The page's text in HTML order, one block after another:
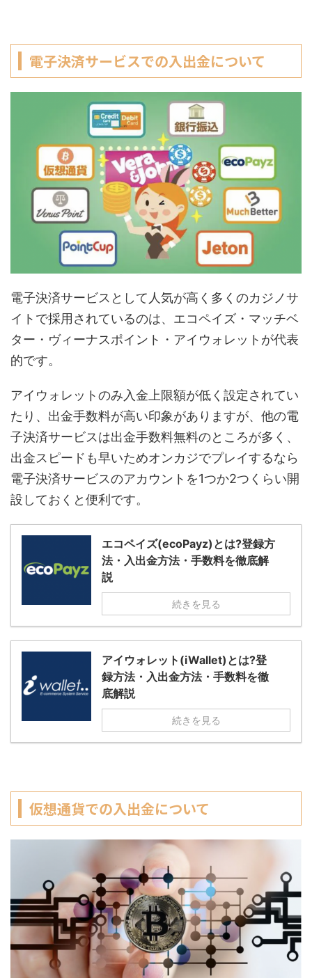
電子決済サービスでの入出金について
電子決済サービスとして人気が高く多くのカジノサ
イトで採用されているのは、エコペイズ・マッチベ
ター・ヴィーナスポイント・アイウォレットが代表
的です。
アイウォレットのみ入金上限額が低く設定されてい
たり、出金手数料が高い印象がありますが、他の電
子決済サービスは出金手数料無料のところが多く、
出金スピードも早いためオンカジでプレイするなら
電子決済サービスのアカウントを1つか2つくらい開
設しておくと便利です。
エコペイズ(ecoPayz)とは?登録方
法・入出金方法・手数料を徹底解
説
続きを見る
アイウォレット(iWallet)とは?登
録方法・入出金方法・手数料を徹
底解説
続きを見る
仮想通貨での入出金について